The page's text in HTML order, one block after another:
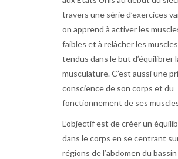
travers une série d’exercices
on apprend à activer les
faibles et à relâcher les
tendus dans le but d’équilibrer
musculature. C’est aussi une
conscience de son corps et du
fonctionnement de ses
L’objectif est de créer un
dans le corps en se centrant
régions de l’abdomen du